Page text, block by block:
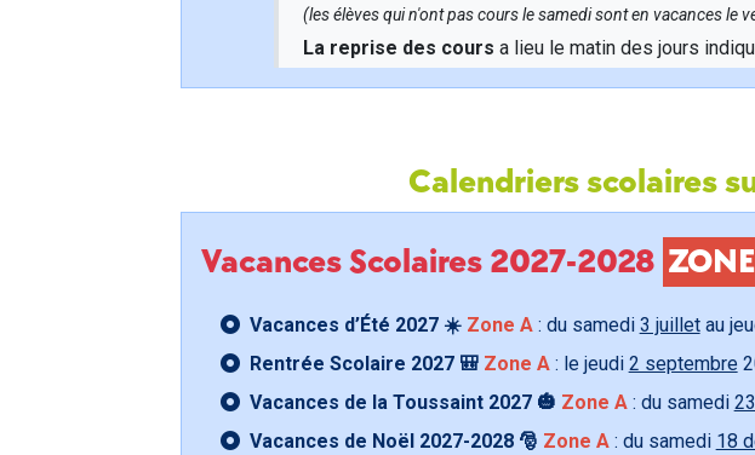
(les élèves qui n'ont pas cours le samedi sont en vacances le
La reprise des cours a lieu le matin des jours
Calendriers scolaires
Vacances Scolaires 2027-2028
Vacances d’Été 2027 ☀️ Zone A: du samedi 3 juilletau
Rentrée Scolaire 2027 🎒 Zone A: le jeudi 2 septembre
Vacances de la Toussaint 2027 🎃 Zone A: du samedi
Vacances de Noël 2027-2028 🎅 Zone A: du samedi 18